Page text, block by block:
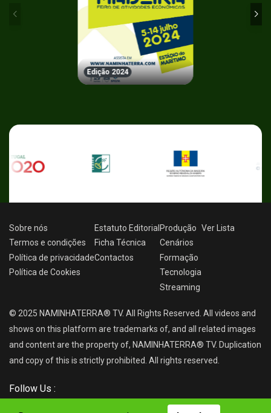
Edição 2024
Sobre nós
Termos e condições
Política de privacidade
Política de Cookies
Estatuto Editorial
Ficha Técnica
Contactos
Produção
Cenários
Formação
Tecnologia
Streaming
Ver Lista
© 2025 NAMINHATERRA® TV. All Rights Reserved. All videos and
shows on this platform are trademarks of, and all related images
and content are the property of, NAMINHATERRA® TV. Duplication
and copy of this is strictly prohibited. All rights reserved.
Follow Us :